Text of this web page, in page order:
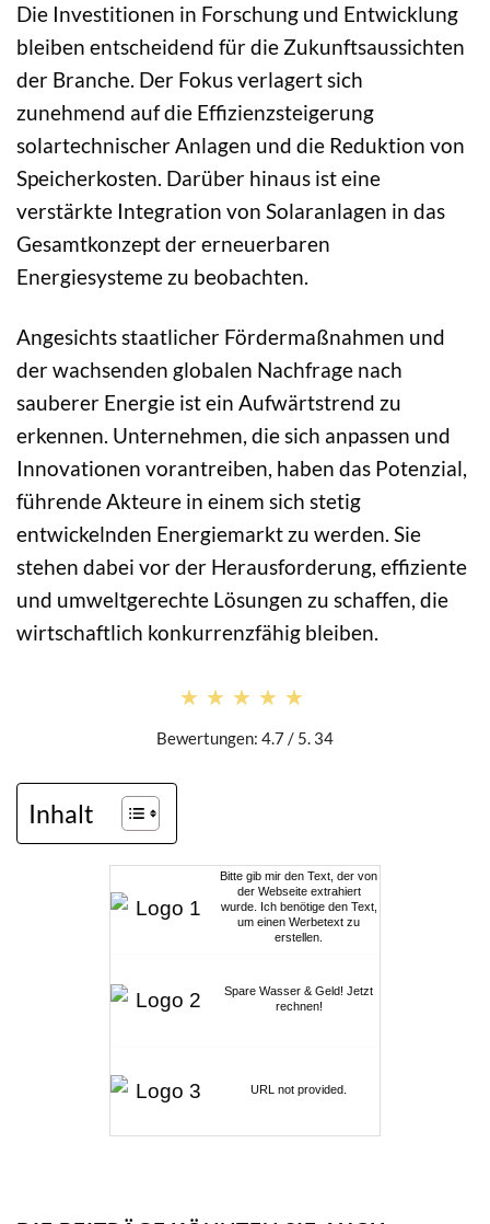
Die Investitionen in Forschung und Entwicklung
bleiben entscheidend für die Zukunftsaussichten
der Branche. Der Fokus verlagert sich
zunehmend auf die Effizienzsteigerung
solartechnischer Anlagen und die Reduktion von
Speicherkosten. Darüber hinaus ist eine
verstärkte Integration von Solaranlagen in das
Gesamtkonzept der erneuerbaren
Energiesysteme zu beobachten.
Angesichts staatlicher Fördermaßnahmen und
der wachsenden globalen Nachfrage nach
sauberer Energie ist ein Aufwärtstrend zu
erkennen. Unternehmen, die sich anpassen und
Innovationen vorantreiben, haben das Potenzial,
führende Akteure in einem sich stetig
entwickelnden Energiemarkt zu werden. Sie
stehen dabei vor der Herausforderung, effiziente
und umweltgerechte Lösungen zu schaffen, die
wirtschaftlich konkurrenzfähig bleiben.
★★★★★
★★★★★
Bewertungen: 4.7 / 5. 34
Inhalt
Bitte gib mir den Text, der von
der Webseite extrahiert
wurde. Ich benötige den Text,
um einen Werbetext zu
erstellen.
Spare Wasser & Geld! Jetzt
rechnen!
URL not provided.